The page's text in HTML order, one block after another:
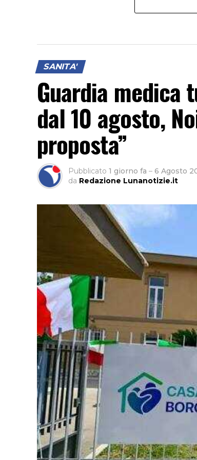
SANITA'
Guardia medica
dal 10 agosto,
proposta”
Pubblicato 1 giorno fa – 6 Agosto
da Redazione Lunanotizie.it